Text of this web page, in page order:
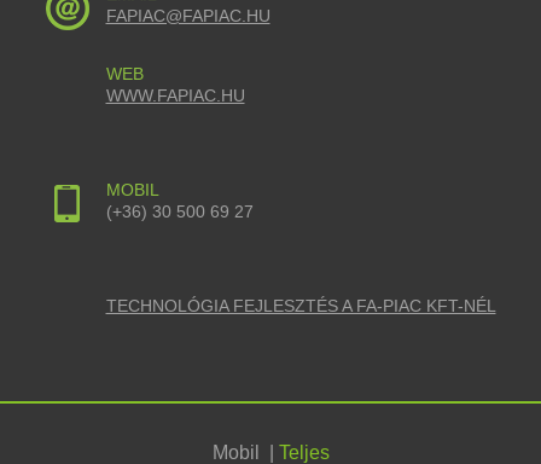
FAPIAC@FAPIAC.HU
WEB
WWW.FAPIAC.HU
MOBIL
(+36) 30 500 69 27
TECHNOLÓGIA FEJLESZTÉS A FA-PIAC KFT-NÉL
Mobil Teljes